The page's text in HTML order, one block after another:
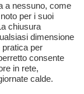
a nessuno, come
per i suoi
chiusura
dimensione
pratica per
consente
in rete,
calde.